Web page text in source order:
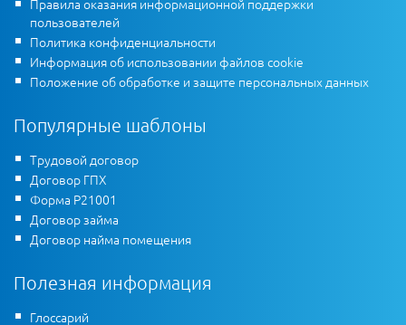
пользователей
Политика конфиденциальности
Информация об использовании файлов cookie
Положение об обработке и защите персональных данных
Популярные шаблоны
Трудовой договор
Договор ГПХ
Форма Р21001
Договор займа
Договор найма помещения
Полезная информация
Глоссарий